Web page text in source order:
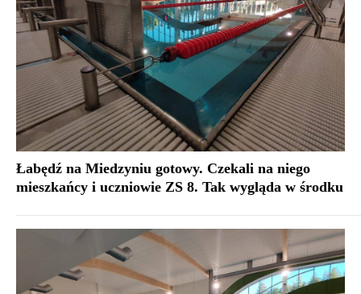
Łabędź na Miedzyniu gotowy. Czekali na niego
mieszkańcy i uczniowie ZS 8. Tak wygląda w środku